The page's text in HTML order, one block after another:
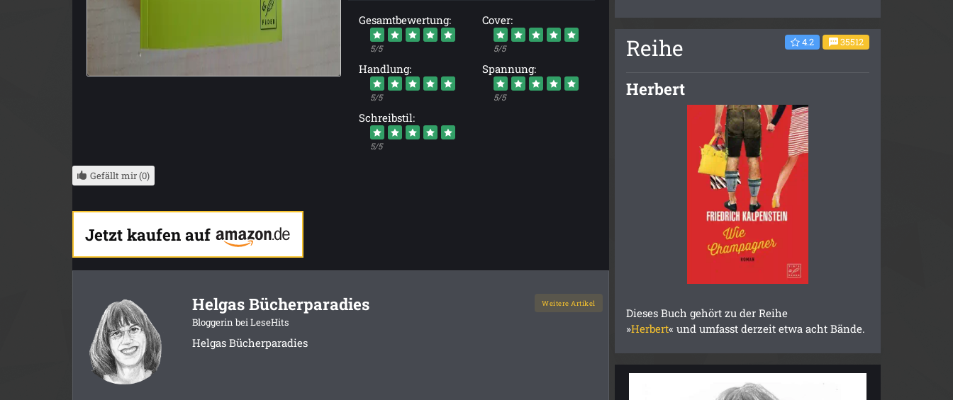
Gesamtbewertung:
5/5
Cover:
5/5
Handlung:
5/5
Spannung:
5/5
Schreibstil:
5/5
Gefällt mir (0)
Jetzt kaufen auf
Helgas Bücherparadies
Bloggerin bei LeseHits
Weitere Artikel
Helgas Bücherparadies
Reihe 4.2 35512
Herbert
Dieses Buch gehört zu der Reihe
»Herbert« und umfasst derzeit etwa acht Bände.